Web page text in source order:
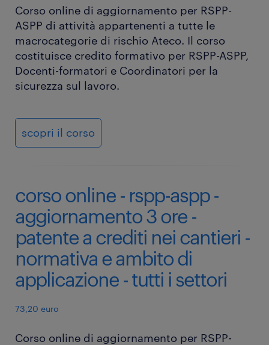
Corso online di aggiornamento per RSPP-
ASPP di attività appartenenti a tutte le
macrocategorie di rischio Ateco. Il corso
costituisce credito formativo per RSPP-ASPP,
Docenti-formatori e Coordinatori per la
sicurezza sul lavoro.
scopri il corso
corso online - rspp-aspp -
aggiornamento 3 ore -
patente a crediti nei cantieri -
normativa e ambito di
applicazione - tutti i settori
73,20 euro
Corso online di aggiornamento per RSPP-